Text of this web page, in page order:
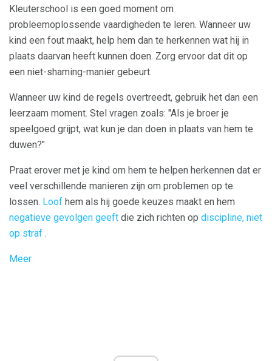
Kleuterschool is een goed moment om
probleemoplossende vaardigheden te leren. Wanneer uw
kind een fout maakt, help hem dan te herkennen wat hij in
plaats daarvan heeft kunnen doen. Zorg ervoor dat dit op
een niet-shaming-manier gebeurt.
Wanneer uw kind de regels overtreedt, gebruik het dan een
leerzaam moment. Stel vragen zoals: "Als je broer je
speelgoed grijpt, wat kun je dan doen in plaats van hem te
duwen?"
Praat erover met je kind om hem te helpen herkennen dat er
veel verschillende manieren zijn om problemen op te
lossen. Loof hem als hij goede keuzes maakt en hem
negatieve gevolgen geeft die zich richten op discipline, niet
op straf .
Meer